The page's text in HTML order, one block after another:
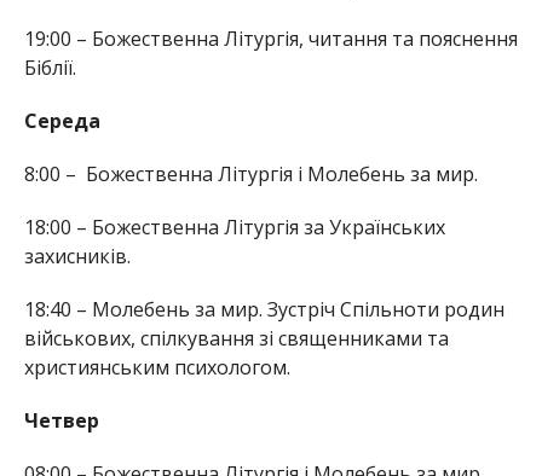
19:00 – Божественна Літургія, читання та пояснення
Біблії.
Середа
8:00 – Божественна Літургія і Молебень за мир.
18:00 – Божественна Літургія за Українських
захисників.
18:40 – Молебень за мир. Зустріч Спільноти родин
військових, спілкування зі священниками та
християнським психологом.
Четвер